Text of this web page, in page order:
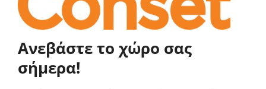
Ανεβάστε το χώρο σας
σήμερα!